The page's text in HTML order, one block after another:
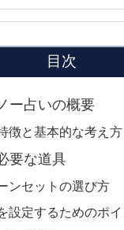
目次
ー占いの概要
徴と基本的な考え方
要な道具
ンセットの選び方
設定するためのポイ